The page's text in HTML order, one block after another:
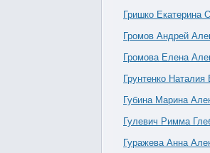
Гришко Екатерина
Громов Андрей
Громова Елена
Грунтенко Наталия
Губина Марина
Гулевич Римма
Гуражева Анна